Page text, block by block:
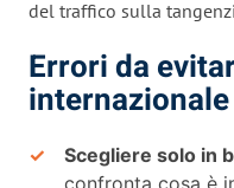
del traffico sulla
Errori da
Scegliere solo in
confronta cosa è